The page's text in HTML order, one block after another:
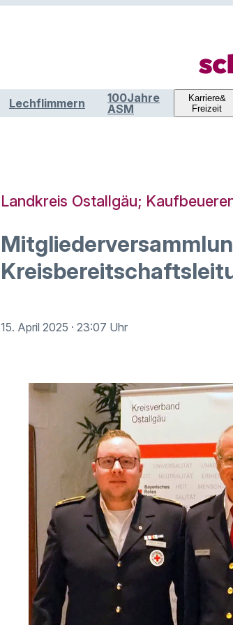
Lechflimmern
100Jahre
ASM
Karriere&
Freizeit
Landkreis Ostallgäu;
15. April 2025 · 23:07 Uhr